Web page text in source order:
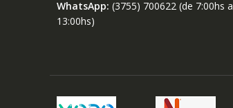
WhatsApp: (3755) 700622 (de 7:00hs a
13:00hs)